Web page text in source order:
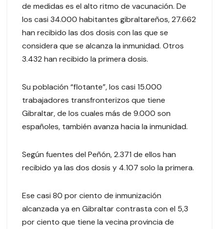
de medidas es el alto ritmo de vacunación. De
los casi 34.000 habitantes gibraltareños, 27.662
han recibido las dos dosis con las que se
considera que se alcanza la inmunidad. Otros
3.432 han recibido la primera dosis.
Su población “flotante”, los casi 15.000
trabajadores transfronterizos que tiene
Gibraltar, de los cuales más de 9.000 son
españoles, también avanza hacia la inmunidad.
Según fuentes del Peñón, 2.371 de ellos han
recibido ya las dos dosis y 4.107 solo la primera.
Ese casi 80 por ciento de inmunización
alcanzada ya en Gibraltar contrasta con el 5,3
por ciento que tiene la vecina provincia de